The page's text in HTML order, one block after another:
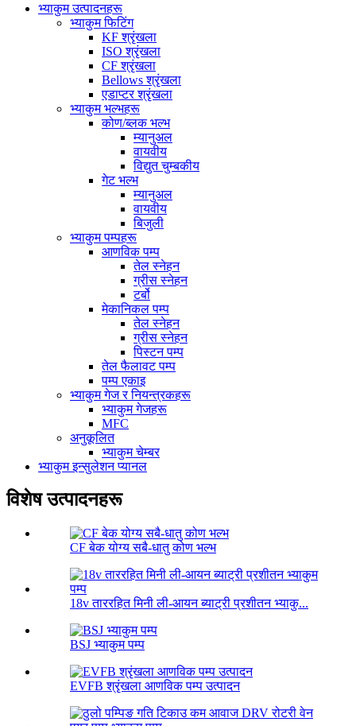
भ्याकुम उत्पादनहरू
भ्याकुम फिटिंग
KF श्रृंखला
ISO श्रृंखला
CF श्रृंखला
Bellows श्रृंखला
एडाप्टर श्रृंखला
भ्याकुम भल्भहरू
कोण/ब्लक भल्भ
म्यानुअल
वायवीय
विद्युत चुम्बकीय
गेट भल्भ
म्यानुअल
वायवीय
बिजुली
भ्याकुम पम्पहरू
आणविक पम्प
तेल स्नेहन
ग्रीस स्नेहन
टर्बो
मेकानिकल पम्प
तेल स्नेहन
ग्रीस स्नेहन
पिस्टन पम्प
तेल फैलावट पम्प
पम्प एकाइ
भ्याकुम गेज र नियन्त्रकहरू
भ्याकुम गेजहरू
MFC
अनुकूलित
भ्याकुम चेम्बर
भ्याकुम इन्सुलेशन प्यानल
विशेष उत्पादनहरू
CF बेक योग्य सबै-धातु कोण भल्भ
18v ताररहित मिनी ली-आयन ब्याट्री प्रशीतन भ्याकु...
BSJ भ्याकुम पम्प
EVFB श्रृंखला आणविक पम्प उत्पादन